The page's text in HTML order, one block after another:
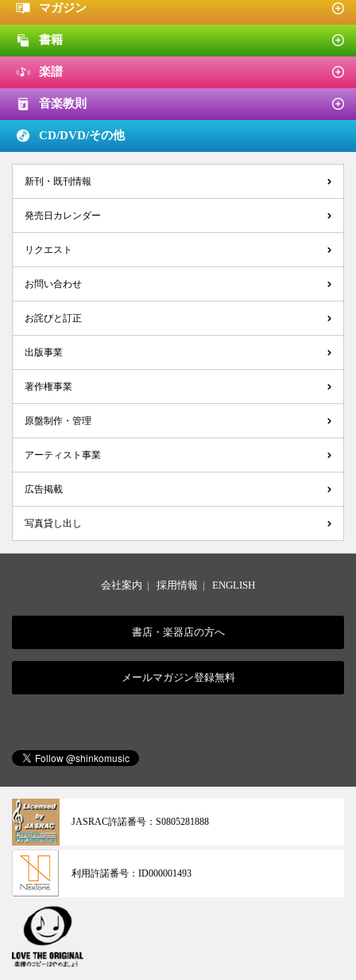
マガジン
書籍
楽譜
音楽教則
CD/DVD/その他
新刊・既刊情報
発売日カレンダー
リクエスト
お問い合わせ
お詫びと訂正
出版事業
著作権事業
原盤制作・管理
アーティスト事業
広告掲載
写真貸し出し
会社案内 | 採用情報 | ENGLISH
書店・楽器店の方へ
メールマガジン登録無料
JASRAC許諾番号： S0805281888
利用許諾番号： ID000001493